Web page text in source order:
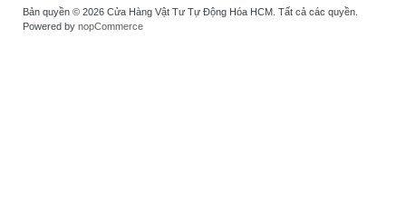
Bản quyền © 2026 Cửa Hàng Vật Tư Tự Động Hóa HCM. Tất cả các quyền.
Powered by nopCommerce